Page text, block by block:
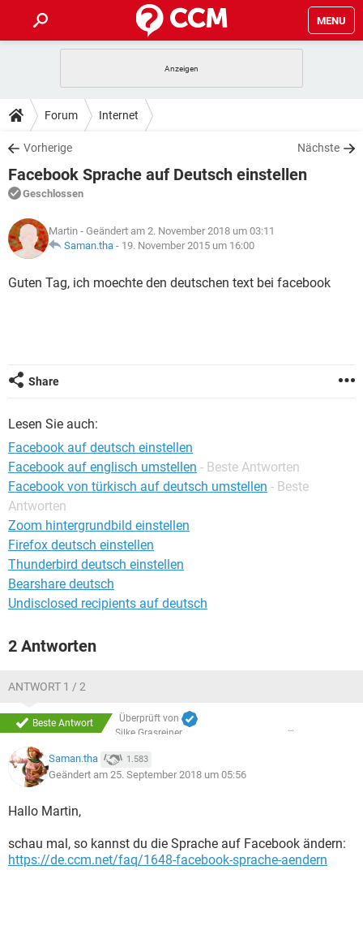
MENU
ANDROID
WINDOWS 10
WHATSAPP TIKTOK
FACEBOOK
TIPPS & TRICKS
SPIELE
WINDOWS 10
WHATSAPP
FACEBOOK HARDWARE
DOWNLOADS
SPIELE STREAMING
ANDROID
WINDOWS 10 INSTAGRAM
WHATSAPP
FACEBOOK HARDWARE
FORUM
SPIELE
ANDROID IOS
LEXIKON
SPIELE
ANDROID IOS
Forum Internet
Vorherige Nächste
Facebook Sprache auf Deutsch einstellen
Geschlossen
Martin - Geändert am 2. November 2018 um 03:11
Saman.tha - 19. November 2015 um 16:00
Guten Tag, ich moechte den deutschen text bei facebook
Share
Lesen Sie auch:
Facebook auf deutsch einstellen
Facebook auf englisch umstellen - Beste Antworten
Facebook von türkisch auf deutsch umstellen - Beste
Antworten
Zoom hintergrundbild einstellen
Firefox deutsch einstellen
Thunderbird deutsch einstellen
Bearshare deutsch
Undisclosed recipients auf deutsch
2 Antworten
ANTWORT 1 / 2
Beste Antwort
Überprüft von
Silke Grasreiner
Saman.tha 1.583
Geändert am 25. September 2018 um 05:56
Hallo Martin,
schau mal, so kannst du die Sprache auf Facebook ändern:
https://de.ccm.net/faq/1648-facebook-sprache-aendern